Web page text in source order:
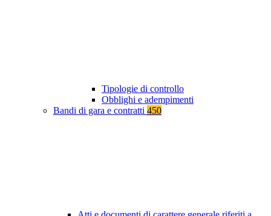
Tipologie di controllo
Obblighi e adempimenti
Bandi di gara e contratti 450